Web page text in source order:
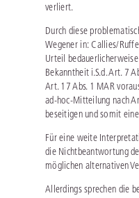
verliert.
Durch diese
Wegener in: Callies/
Urteil
Bekanntheit i.S.d. Art. 7
Art. 17 Abs. 1 MAR
ad-hoc-Mitteilung nach
beseitigen und somit
Für eine weite
die Nichtbeantwortung
möglichen alternativen
Allerdings sprechen die